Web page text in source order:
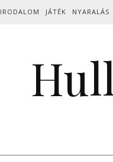
IRODALOM JÁTÉK NYARALÁS